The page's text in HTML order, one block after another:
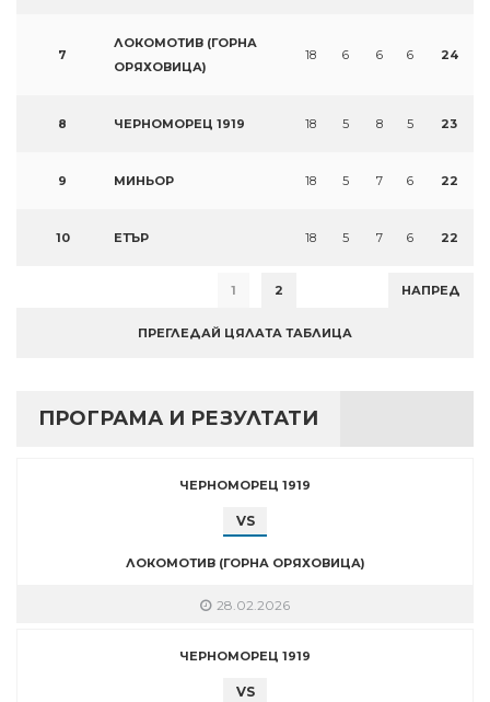
7
ЛОКОМОТИВ (ГОРНА
ОРЯХОВИЦА)
18 6 6 6 24
8 ЧЕРНОМОРЕЦ 1919 18 5 8 5 23
9 МИНЬОР 18 5 7 6 22
10 ЕТЪР 18 5 7 6 22
1 2 НАПРЕД
ПРЕГЛЕДАЙ ЦЯЛАТА ТАБЛИЦА
ПРОГРАМА И РЕЗУЛТАТИ
ЧЕРНОМОРЕЦ 1919
VS
ЛОКОМОТИВ (ГОРНА ОРЯХОВИЦА)
28.02.2026
ЧЕРНОМОРЕЦ 1919
VS